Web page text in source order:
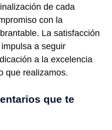
de cada
con la
La satisfacción
a seguir
a la excelencia
que realizamos.
que te